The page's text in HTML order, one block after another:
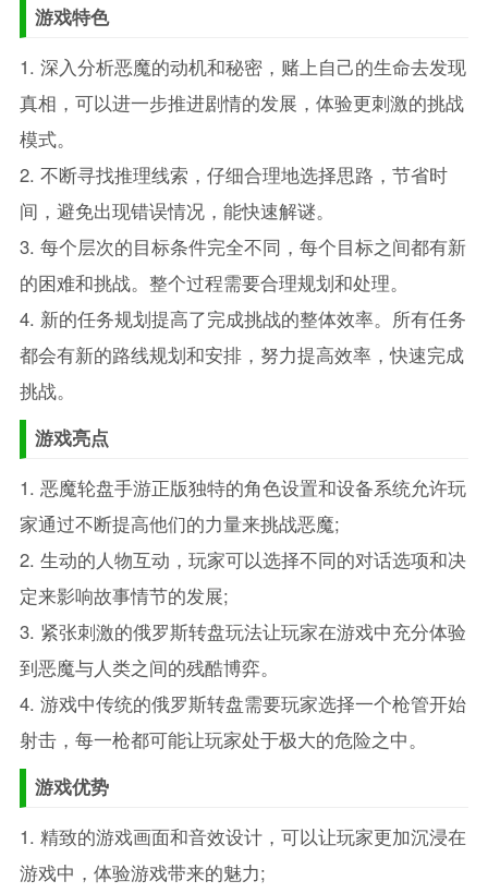
游戏特色
1. 深入分析恶魔的动机和秘密，赌上自己的生命去发现
真相，可以进一步推进剧情的发展，体验更刺激的挑战
模式。
2. 不断寻找推理线索，仔细合理地选择思路，节省时
间，避免出现错误情况，能快速解谜。
3. 每个层次的目标条件完全不同，每个目标之间都有新
的困难和挑战。整个过程需要合理规划和处理。
4. 新的任务规划提高了完成挑战的整体效率。所有任务
都会有新的路线规划和安排，努力提高效率，快速完成
挑战。
游戏亮点
1. 恶魔轮盘手游正版独特的角色设置和设备系统允许玩
家通过不断提高他们的力量来挑战恶魔;
2. 生动的人物互动，玩家可以选择不同的对话选项和决
定来影响故事情节的发展;
3. 紧张刺激的俄罗斯转盘玩法让玩家在游戏中充分体验
到恶魔与人类之间的残酷博弈。
4. 游戏中传统的俄罗斯转盘需要玩家选择一个枪管开始
射击，每一枪都可能让玩家处于极大的危险之中。
游戏优势
1. 精致的游戏画面和音效设计，可以让玩家更加沉浸在
游戏中，体验游戏带来的魅力;